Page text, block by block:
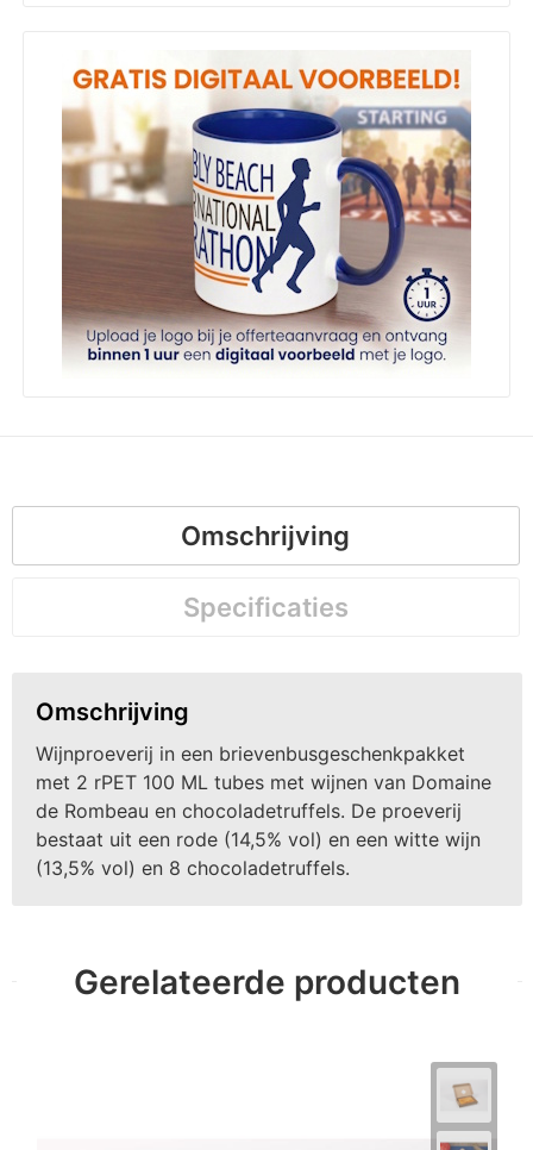
Omschrijving
Specificaties
Omschrijving
Wijnproeverij in een brievenbusgeschenkpakket
met 2 rPET 100 ML tubes met wijnen van Domaine
de Rombeau en chocoladetruffels. De proeverij
bestaat uit een rode (14,5% vol) en een witte wijn
(13,5% vol) en 8 chocoladetruffels.
Gerelateerde producten